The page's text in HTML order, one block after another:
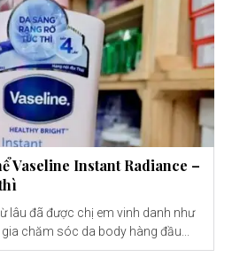
Vaseline Instant Radiance –
lâu đã được chị em vinh danh như
chăm sóc da body hàng đầu...